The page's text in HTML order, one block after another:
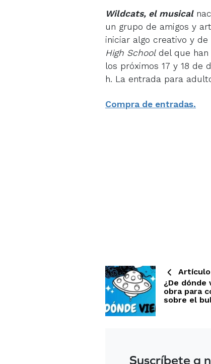
Wildcats, el musical
un grupo de amigos y
iniciar algo creativo y
High Schooldel que han
los próximos 17 y 18 de
h. La entrada para
Compra de entradas.
¿De dónde
obra para
sobre el
Suscríbete a